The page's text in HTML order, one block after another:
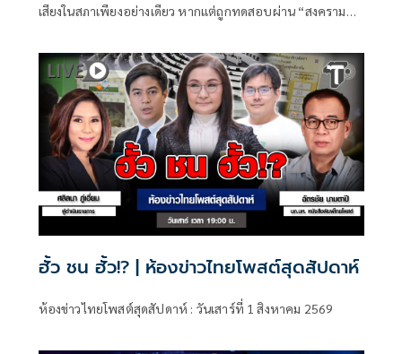
เสียงในสภาเพียงอย่างเดียว หากแต่ถูกทดสอบผ่าน “สงคราม
ข่ายอำนาจของพรรคภูมิใจไทย
ฮั้ว ชน ฮั้ว!? | ห้องข่าวไทยโพสต์สุดสัปดาห์
ห้องข่าวไทยโพสต์สุดสัปดาห์ : วันเสาร์ที่ 1 สิงหาคม 2569